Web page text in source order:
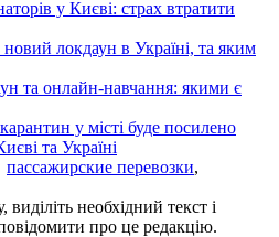
у Києві: страх втратити
локдаун в Україні, та яким
та онлайн-навчання: якими є
у місті буде посилено
та Україні
пассажирские перевозки,
необхідний текст і
про це редакцію.